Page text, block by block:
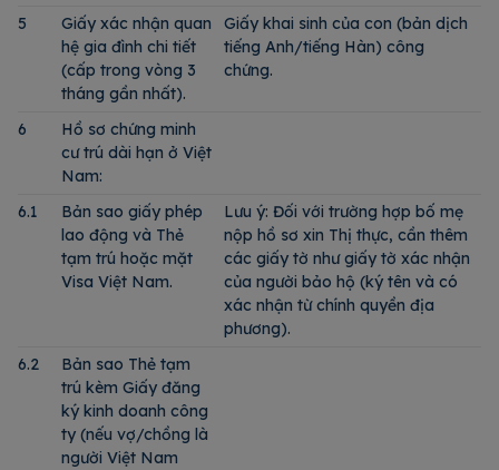
5
Giấy xác nhận quan
hệ gia đình chi tiết
(cấp trong vòng 3
tháng gần nhất).
Giấy khai sinh của con (bản dịch
tiếng Anh/tiếng Hàn) công
chứng.
6
Hồ sơ chứng minh
cư trú dài hạn ở Việt
Nam:
6.1
Bản sao giấy phép
lao động và Thẻ
tạm trú hoặc mặt
Visa Việt Nam.
Lưu ý: Đối với trường hợp bố mẹ
nộp hồ sơ xin Thị thực, cần thêm
các giấy tờ như giấy tờ xác nhận
của người bảo hộ (ký tên và có
xác nhận từ chính quyền địa
phương).
6.2
Bản sao Thẻ tạm
trú kèm Giấy đăng
ký kinh doanh công
ty (nếu vợ/chồng là
người Việt Nam